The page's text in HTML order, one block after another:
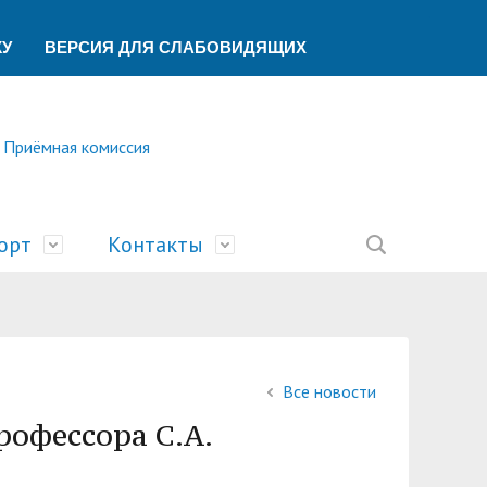
ВЕРСИЯ ДЛЯ СЛАБОВИДЯЩИХ
Приёмная комиссия
и финансового контроля
образования
университеты»
Контакты
Все новости
С.А.